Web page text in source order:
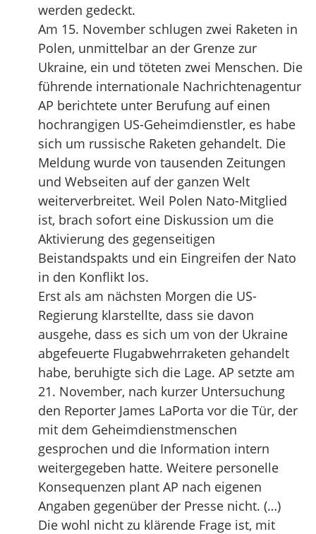
werden gedeckt.
Am 15. November schlugen zwei Raketen in
Polen, unmittelbar an der Grenze zur
Ukraine, ein und töteten zwei Menschen. Die
führende internationale Nachrichtenagentur
AP berichtete unter Berufung auf einen
hochrangigen US-Geheimdienstler, es habe
sich um russische Raketen gehandelt. Die
Meldung wurde von tausenden Zeitungen
und Webseiten auf der ganzen Welt
weiterverbreitet. Weil Polen Nato-Mitglied
ist, brach sofort eine Diskussion um die
Aktivierung des gegenseitigen
Beistandspakts und ein Eingreifen der Nato
in den Konflikt los.
Erst als am nächsten Morgen die US-
Regierung klarstellte, dass sie davon
ausgehe, dass es sich um von der Ukraine
abgefeuerte Flugabwehrraketen gehandelt
habe, beruhigte sich die Lage. AP setzte am
21. November, nach kurzer Untersuchung
den Reporter James LaPorta vor die Tür, der
mit dem Geheimdienstmenschen
gesprochen und die Information intern
weitergegeben hatte. Weitere personelle
Konsequenzen plant AP nach eigenen
Angaben gegenüber der Presse nicht. (…)
Die wohl nicht zu klärende Frage ist, mit